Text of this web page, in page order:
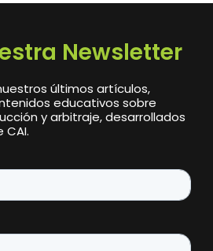
Newsletter
últimos artículos,
educativos sobre
y arbitraje, desarrollados
CAI.